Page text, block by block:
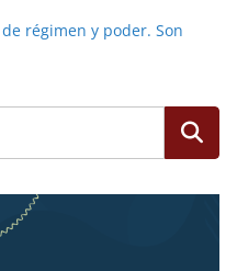
régimen y poder. Son